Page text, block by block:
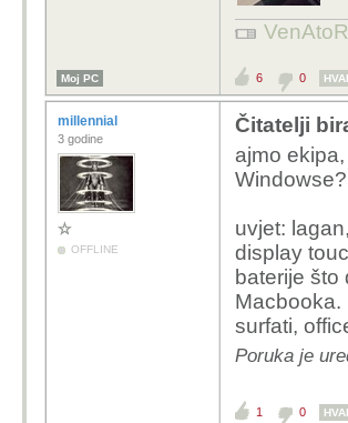
Moj PC 6 0
millennial
3 godine
OFFLINE
Čitatelji
ajmo
Windowse?
uvjet:
display
baterije
Macbooka.
surfati,
Poruka je
1 0